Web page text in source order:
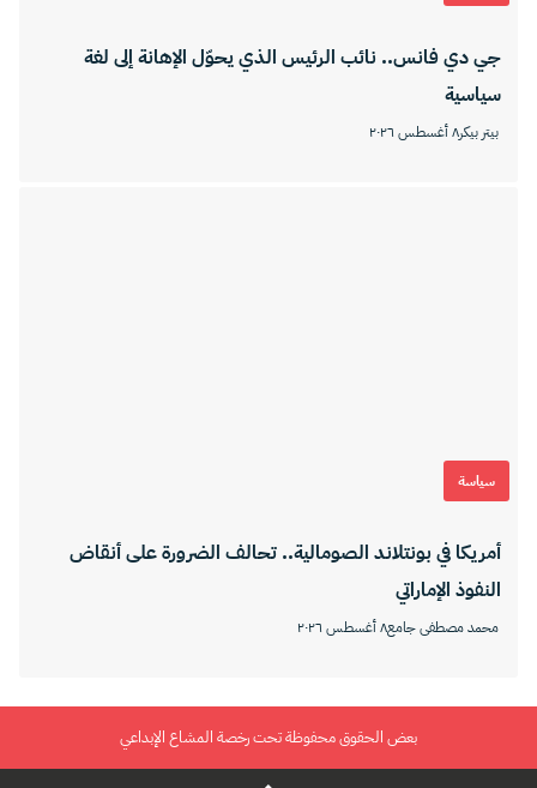
جي دي فانس.. نائب الرئيس الذي يحوّل الإهانة إلى لغة
سياسية
بيتر بيكر٨ أغسطس ٢٠٢٦
سياسة
أمريكا في بونتلاند الصومالية.. تحالف الضرورة على أنقاض
النفوذ الإماراتي
محمد مصطفى جامع٨ أغسطس ٢٠٢٦
بعض الحقوق محفوظة تحت رخصة المشاع الإبداعي